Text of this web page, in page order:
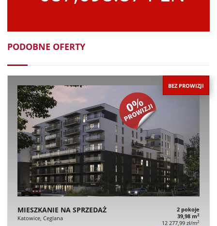
PODOBNE OFERTY
BEZ PROWIZJI
MIESZKANIE NA SPRZEDAŻ
Katowice, Ceglana
2 pokoje
39,98 m2
12 277,99 zł/m2